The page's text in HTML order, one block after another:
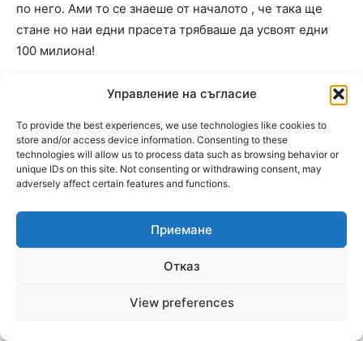
Управление на съгласие
To provide the best experiences, we use technologies like cookies to
store and/or access device information. Consenting to these
technologies will allow us to process data such as browsing behavior or
unique IDs on this site. Not consenting or withdrawing consent, may
adversely affect certain features and functions.
Приемане
Отказ
View preferences
по него. Ами то се знаеше от началото , че така ще
стане но наи едни прасета трябваше да усвоят едни
100 милиона!
Ех, колко жалко е да си папагал!!
Пловдив
03.06.2025 At 17:29
6
Ако това е истина по добре да почваме от В група.Вън
Буфери да не коментират,че знаят Ракетчика какво